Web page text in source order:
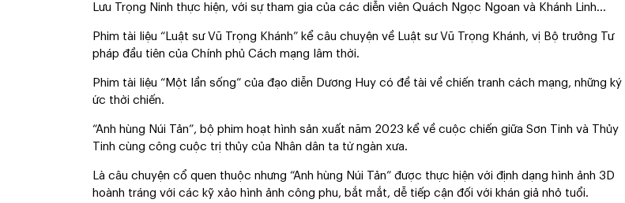
Lưu Trọng Ninh thực hiện, với sự tham gia của các diễn viên Quách Ngọc Ngoan và Khánh Linh…
Phim tài liệu “Luật sư Vũ Trọng Khánh” kể câu chuyện về Luật sư Vũ Trọng Khánh, vị Bộ trưởng Tư
pháp đầu tiên của Chính phủ Cách mạng lâm thời.
Phim tài liệu “Một lần sống” của đạo diễn Dương Huy có đề tài về chiến tranh cách mạng, những ký
ức thời chiến.
“Anh hùng Núi Tản”, bộ phim hoạt hình sản xuất năm 2023 kể về cuộc chiến giữa Sơn Tinh và Thủy
Tinh cùng công cuộc trị thủy của Nhân dân ta từ ngàn xưa.
Là câu chuyện cổ quen thuộc nhưng “Anh hùng Núi Tản” được thực hiện với định dạng hình ảnh 3D
hoành tráng với các kỹ xảo hình ảnh công phu, bắt mắt, dễ tiếp cận đối với khán giả nhỏ tuổi.